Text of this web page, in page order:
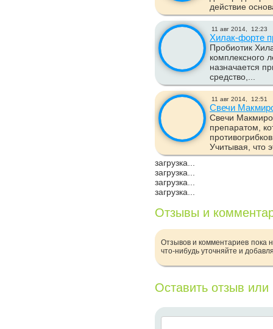
действие
11 авг 2014, 12:23
Хилак-форте
Пробиотик
комплексного
назначается
средство,...
11 авг 2014, 12:51
Свечи
Свечи
препаратом,
Учитывая, что
загрузка...
загрузка...
загрузка...
загрузка...
Отзывы и
Отзывов и комментариев пока
что-нибудь уточняйте и
Оставить отзыв